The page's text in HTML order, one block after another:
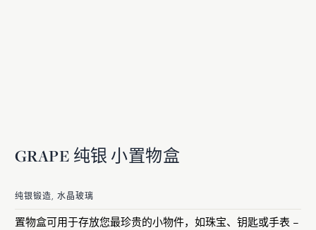
GRAPE 纯银 小置物盒
纯银锻造, 水晶玻璃
置物盒可用于存放您最珍贵的小物件，如珠宝、钥匙或手表 –